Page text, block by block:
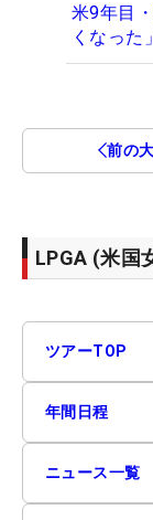
米9年目
くなった
前の
LPGA (米国
ツアーTOP
年間日程
ニュース一覧